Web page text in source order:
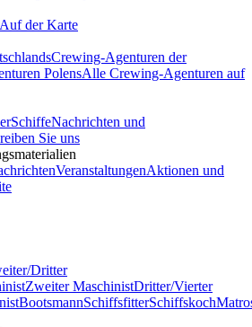
Auf der Karte
Crewing-Agenturen der
PolensAlle Crewing-Agenturen auf
SchiffeNachrichten und
Sie uns
VeranstaltungenAktionen und
Dritter
Zweiter MaschinistDritter/Vierter
BootsmannSchiffsfitterSchiffskoch